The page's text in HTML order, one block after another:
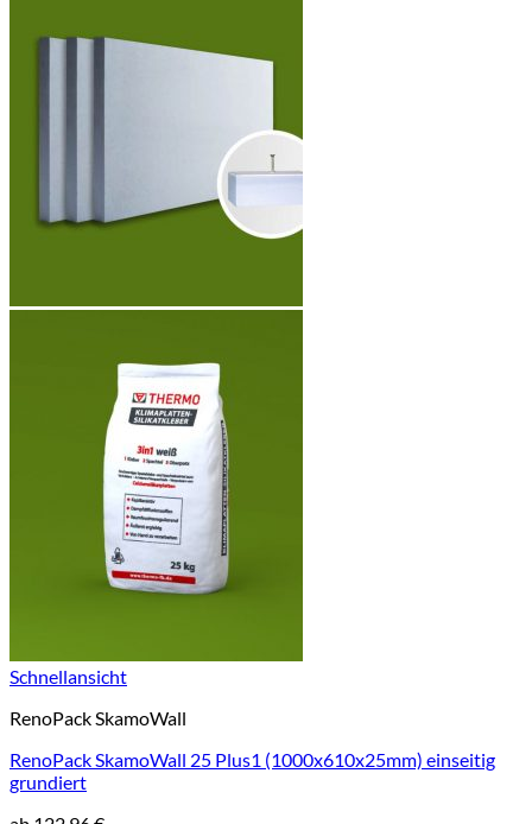
Schnellansicht
RenoPack SkamoWall
RenoPack SkamoWall 25 Plus1 (1000x610x25mm) einseitig
grundiert